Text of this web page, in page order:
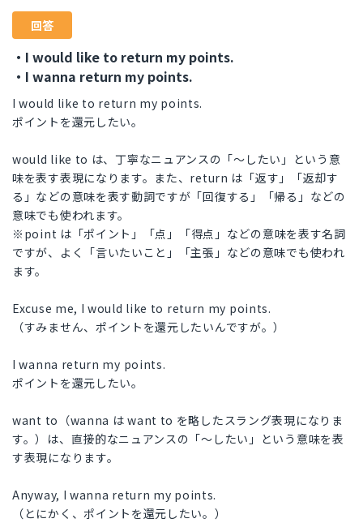
回答
・I would like to return my points.
・I wanna return my points.
I would like to return my points.
ポイントを還元したい。
would like to は、丁寧なニュアンスの「〜したい」という意
味を表す表現になります。また、return は「返す」「返却す
る」などの意味を表す動詞ですが「回復する」「帰る」などの
意味でも使われます。
※point は「ポイント」「点」「得点」などの意味を表す名詞
ですが、よく「言いたいこと」「主張」などの意味でも使われ
ます。
Excuse me, I would like to return my points.
（すみません、ポイントを還元したいんですが。）
I wanna return my points.
ポイントを還元したい。
want to（wanna は want to を略したスラング表現になりま
す。）は、直接的なニュアンスの「〜したい」という意味を表
す表現になります。
Anyway, I wanna return my points.
（とにかく、ポイントを還元したい。）